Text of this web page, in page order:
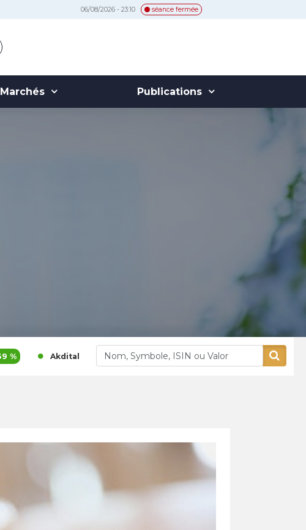
06/08/2026 - 23:10 séance fermée
Marchés Publications
Akdital 1 155,00 1,32 % Alliances 380,00 0,8 %